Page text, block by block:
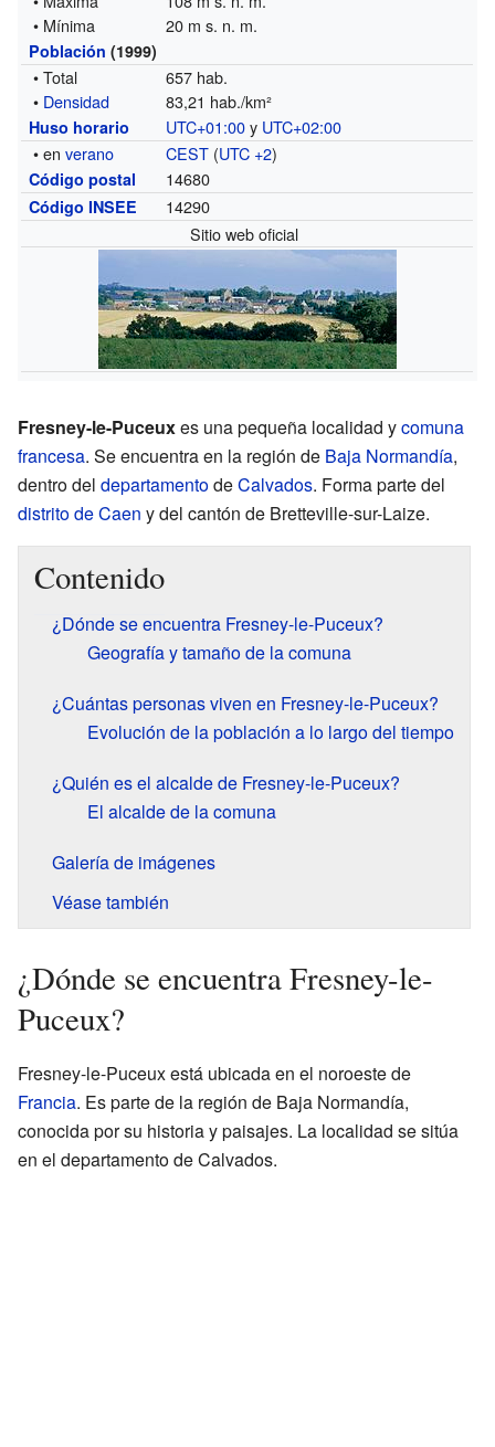
• Mínima
20 m s. n. m.
Población (1999)
• Total
657 hab.
• Densidad 83,21 hab./km²
Huso horario UTC+01:00y UTC+02:00
• enverano CEST (UTC +2)
Código postal 14680
Código INSEE
14290
Sitio web oficial
Fresney-le-Puceuxes una pequeña localidad ycomuna
francesa. Se encuentra en la región de Baja Normandía,
dentro del departamentodeCalvados. Forma parte del
distrito de Caen y del cantón de Bretteville-sur-Laize.
Contenido
¿Dónde se encuentra Fresney-le-Puceux?
Geografía y tamaño de la comuna
¿Cuántas personas viven en Fresney-le-Puceux?
Evolución de la población a lo largo del tiempo
¿Quién es el alcalde de Fresney-le-Puceux?
El alcalde de la comuna
Galería de imágenes
Véase también
¿Dónde se encuentra Fresney-le-
Puceux?
Fresney-le-Puceux está ubicada en el noroeste de
Francia. Es parte de la región de Baja Normandía,
conocida por su historia y paisajes. La localidad se sitúa
en el departamento de Calvados.